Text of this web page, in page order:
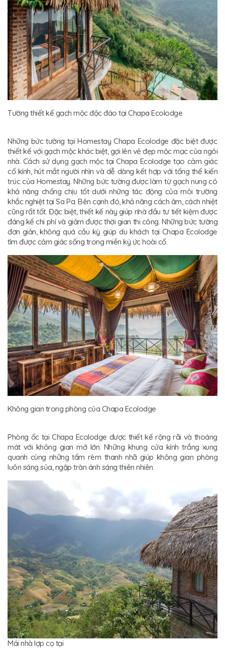
Tường thiết kế gạch mộc độc đáo tại Chapa Ecolodge
Những bức tường tại Homestay Chapa Ecolodge đặc biệt được
thiết kế với gạch mộc khác biệt, gợi lên vẻ đẹp mộc mạc của ngôi
nhà. Cách sử dụng gạch mộc tại Chapa Ecolodge tạo cảm giác
cổ kính, hút mắt người nhìn và dễ dàng kết hợp với tổng thể kiến
trúc của Homestay. Những bức tường được làm từ gạch nung có
khả năng chống chịu tốt dưới những tác động của môi trường
khắc nghiệt tại Sa Pa. Bên cạnh đó, khả năng cách âm, cách nhiệt
cũng rất tốt. Đặc biệt, thiết kế này giúp nhà đầu tư tiết kiệm được
đáng kể chi phí và giảm được thời gian thi công. Những bức tường
đơn giản, không quá cầu kỳ giúp du khách tại Chapa Ecolodge
tìm được cảm giác sống trong miền ký ức hoài cổ.
Không gian trong phòng của Chapa Ecolodge
Phòng ốc tại Chapa Ecolodge được thiết kế rộng rãi và thoáng
mát với không gian mở lớn. Những khung cửa kính trắng xung
quanh cùng những tấm rèm thanh nhã giúp không gian phòng
luôn sáng sủa, ngập tràn ánh sáng thiên nhiên.
Mái nhà lợp cọ tại